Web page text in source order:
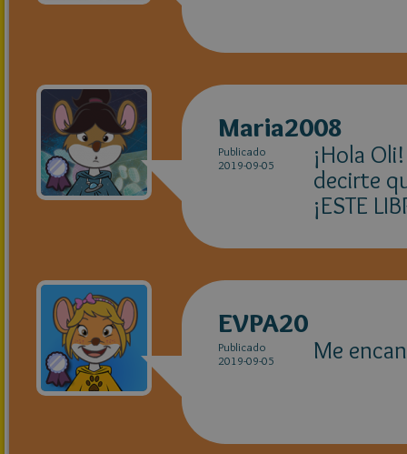
Maria2008
Publicado
2019-09-05
¡Hola
decirte
¡ESTE
EVPA20
Publicado
2019-09-05
Me